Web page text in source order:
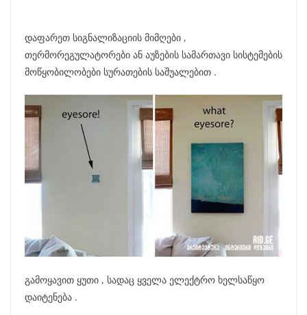
დაფარეთ სიგნალიზაციის მიმღები ,
თერმორეგულატორები ან აუზების სამართავი სისტემების
მოწყობილობები სურათების საშუალებით .
გამოყავით ყუთი , სადაც ყველა ელექტრო ხელსაწყო
დაიტენება .